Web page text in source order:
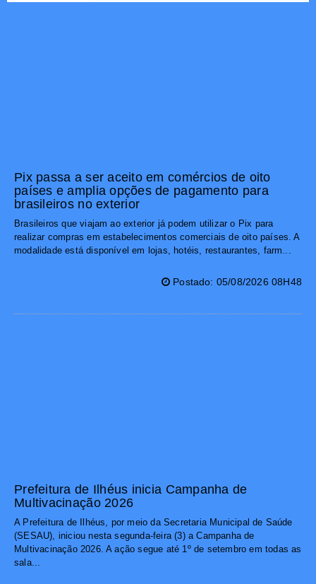
Pix passa a ser aceito em comércios de oito
países e amplia opções de pagamento para
brasileiros no exterior
Brasileiros que viajam ao exterior já podem utilizar o Pix para
realizar compras em estabelecimentos comerciais de oito países. A
modalidade está disponível em lojas, hotéis, restaurantes, farm...
Postado: 05/08/2026 08H48
Prefeitura de Ilhéus inicia Campanha de
Multivacinação 2026
A Prefeitura de Ilhéus, por meio da Secretaria Municipal de Saúde
(SESAU), iniciou nesta segunda-feira (3) a Campanha de
Multivacinação 2026. A ação segue até 1º de setembro em todas as
sala...